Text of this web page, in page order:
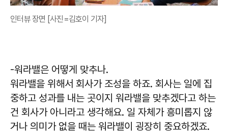
인터뷰 장면 [사진=김호이 기자]
-워라밸은 어떻게 맞추나.
워라밸을 위해서 회사가 조성을 하죠. 회사는 일에 집
중하고 성과를 내는 곳이지 워라밸을 맞추겠다고 하는
건 회사가 아니라고 생각해요. 일 자체가 흥미롭지 않
거나 의미가 없을 때는 워라밸이 굉장히 중요하겠죠.